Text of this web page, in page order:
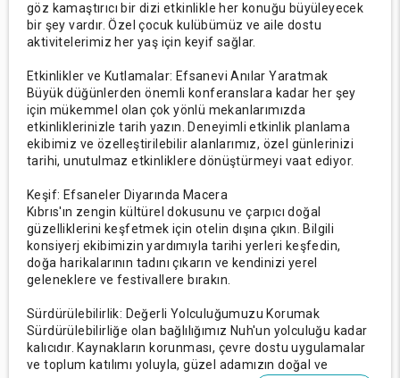
göz kamaştırıcı bir dizi etkinlikle her konuğu büyüleyecek
bir şey vardır. Özel çocuk kulübümüz ve aile dostu
aktivitelerimiz her yaş için keyif sağlar.
Etkinlikler ve Kutlamalar: Efsanevi Anılar Yaratmak
Büyük düğünlerden önemli konferanslara kadar her şey
için mükemmel olan çok yönlü mekanlarımızda
etkinliklerinizle tarih yazın. Deneyimli etkinlik planlama
ekibimiz ve özelleştirilebilir alanlarımız, özel günlerinizi
tarihi, unutulmaz etkinliklere dönüştürmeyi vaat ediyor.
Keşif: Efsaneler Diyarında Macera
Kıbrıs'ın zengin kültürel dokusunu ve çarpıcı doğal
güzelliklerini keşfetmek için otelin dışına çıkın. Bilgili
konsiyerj ekibimizin yardımıyla tarihi yerleri keşfedin,
doğa harikalarının tadını çıkarın ve kendinizi yerel
geleneklere ve festivallere bırakın.
Sürdürülebilirlik: Değerli Yolculuğumuzu Korumak
Sürdürülebilirliğe olan bağlılığımız Nuh'un yolculuğu kadar
kalıcıdır. Kaynakların korunması, çevre dostu uygulamalar
ve toplum katılımı yoluyla, güzel adamızın doğal ve